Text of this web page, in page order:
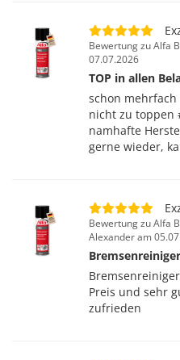
Bewertung zu Alfa
07.07.2026
TOP in allen
schon
nicht zu toppen
namhafte
gerne wieder,
Bewertung zu Alfa
Alexander am
Bremsenreiniger
Preis und sehr
zufrieden